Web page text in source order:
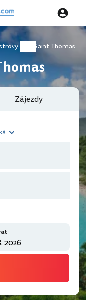
Saint Thomas
Zájezdy